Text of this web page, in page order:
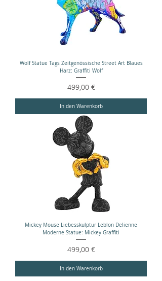
Wolf Statue Tags Zeitgenössische Street Art Blaues
Harz: Graffiti Wolf
Preis
499,00 €
In den Warenkorb
Mickey Mouse Liebesskulptur Leblon Delienne
Moderne Statue: Mickey Graffiti
Preis
499,00 €
In den Warenkorb